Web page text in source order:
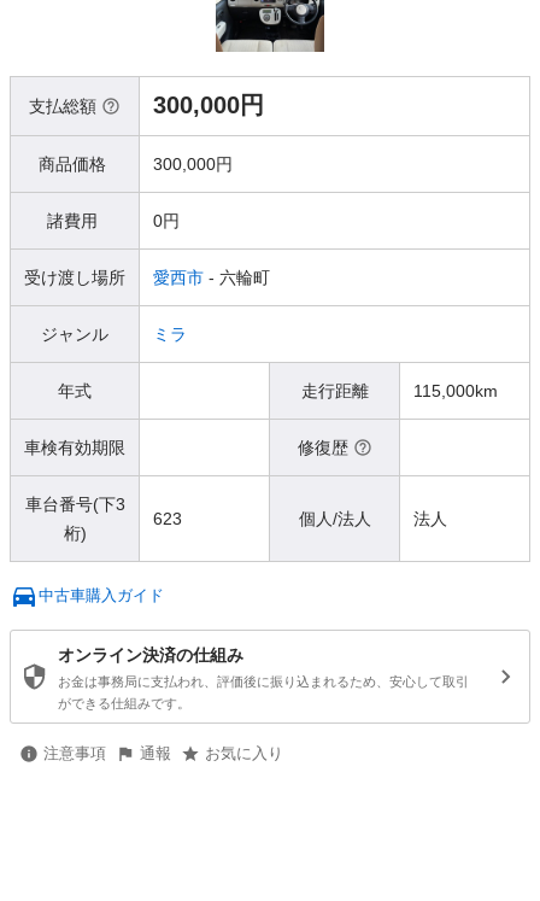
支払総額 300,000円
商品価格 300,000円
諸費用 0円
受け渡し場所 愛西市 - 六輪町
ジャンル ミラ
年式 走行距離 115,000km
車検有効期限 修復歴
車台番号(下3
桁)
623 個人/法人 法人
中古車購入ガイド
オンライン決済の仕組み
お金は事務局に支払われ、評価後に振り込まれるため、安心して取引
ができる仕組みです。
注意事項 通報 お気に入り